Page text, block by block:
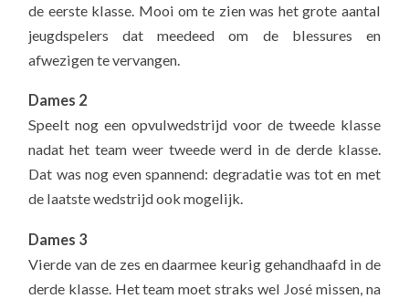
de eerste klasse. Mooi om te zien was het grote aantal
jeugdspelers dat meedeed om de blessures en
afwezigen te vervangen.
Dames 2
Speelt nog een opvulwedstrijd voor de tweede klasse
nadat het team weer tweede werd in de derde klasse.
Dat was nog even spannend: degradatie was tot en met
de laatste wedstrijd ook mogelijk.
Dames 3
Vierde van de zes en daarmee keurig gehandhaafd in de
derde klasse. Het team moet straks wel José missen, na